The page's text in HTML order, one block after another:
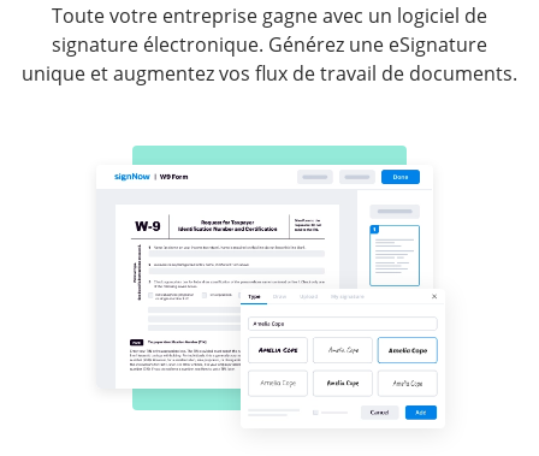
Toute votre entreprise gagne avec un logiciel de
signature électronique. Générez une eSignature
unique et augmentez vos flux de travail de documents.